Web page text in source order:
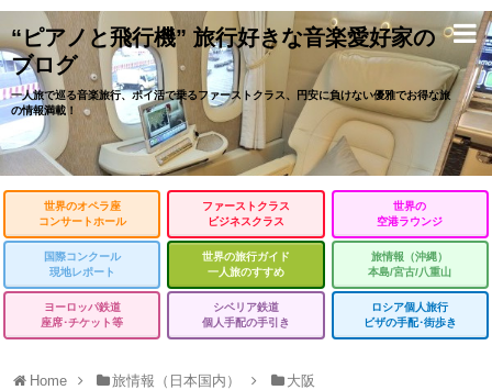
“ピアノと飛行機” 旅行好きな音楽愛好家の
ブログ
一人旅で巡る音楽旅行、ポイ活で乗るファーストクラス、円安に負けない優雅でお得な旅
の情報満載！
世界のオペラ座
コンサートホール
ファーストクラス
ビジネスクラス
世界の
空港ラウンジ
国際コンクール
現地レポート
世界の旅行ガイド
一人旅のすすめ
旅情報（沖縄）
本島/宮古/八重山
ヨーロッパ鉄道
座席･チケット等
シベリア鉄道
個人手配の手引き
ロシア個人旅行
ビザの手配･街歩き
Home 旅情報（日本国内） 大阪